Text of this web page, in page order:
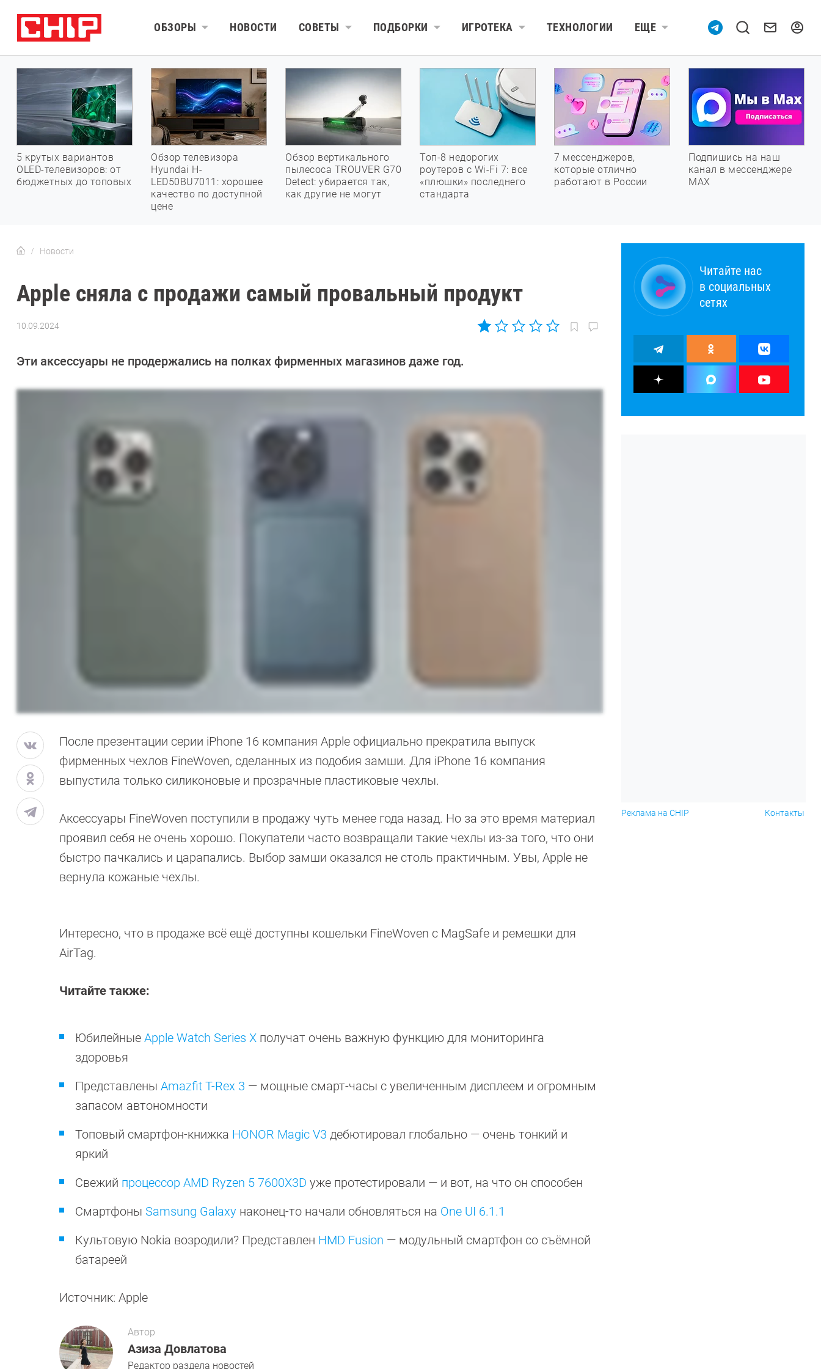
ОБЗОРЫ НОВОСТИ СОВЕТЫ ПОДБОРКИ ИГРОТЕКА ТЕХНОЛОГИИ ЕЩЕ
5 крутых вариантов
OLED-телевизоров: от
бюджетных до топовых
Обзор телевизора
Hyundai H-
LED50BU7011: хорошее
качество по доступной
цене
Обзор вертикального
пылесоса TROUVER G70
Detect: убирается так,
как другие не могут
Топ-8 недорогих
роутеров с Wi-Fi 7: все
«плюшки» последнего
стандарта
7 мессенджеров,
которые отлично
работают в России
Подпишись на наш
канал в мессенджере
МАХ
Новости
Apple сняла с продажи самый провальный продукт
10.09.2024
Довлатова
Эти аксессуары не продержались на полках фирменных магазинов даже год.
После презентации серии iPhone 16 компания Apple официально прекратила выпуск
фирменных чехлов FineWoven, сделанных из подобия замши. Для iPhone 16 компания
выпустила только силиконовые и прозрачные пластиковые чехлы.
Аксессуары FineWoven поступили в продажу чуть менее года назад. Но за это время материал
проявил себя не очень хорошо. Покупатели часто возвращали такие чехлы из-за того, что они
быстро пачкались и царапались. Выбор замши оказался не столь практичным. Увы, Apple не
вернула кожаные чехлы.
Интересно, что в продаже всё ещё доступны кошельки FineWoven с MagSafe и ремешки для
AirTag.
Читайте также:
Юбилейные Apple Watch Series X получат очень важную функцию для мониторинга
здоровья
Представлены Amazfit T-Rex 3 — мощные смарт-часы с увеличенным дисплеем и огромным
запасом автономности
Топовый смартфон-книжка HONOR Magic V3 дебютировал глобально — очень тонкий и
яркий
Свежий процессор AMD Ryzen 5 7600X3D уже протестировали — и вот, на что он способен
Смартфоны Samsung Galaxy наконец-то начали обновляться на One UI 6.1.1
Культовую Nokia возродили? Представлен HMD Fusion — модульный смартфон со съёмной
батареей
Источник: Apple
Автор
Азиза Довлатова
Редактор раздела новостей
Читайте нас
в социальных
сетях
Реклама на CHIP Контакты